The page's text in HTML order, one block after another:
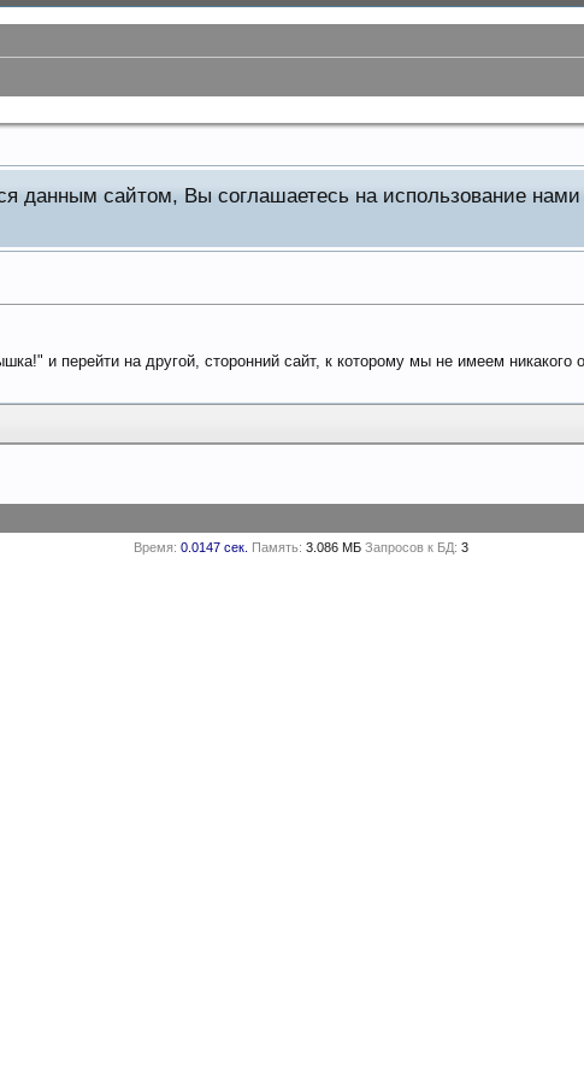
данным сайтом, Вы соглашаетесь на использование
и перейти на другой, сторонний сайт, к которому мы не имеем
Время: 0.0147 сек. Память: 3.086 МБ Запросов к БД: 3